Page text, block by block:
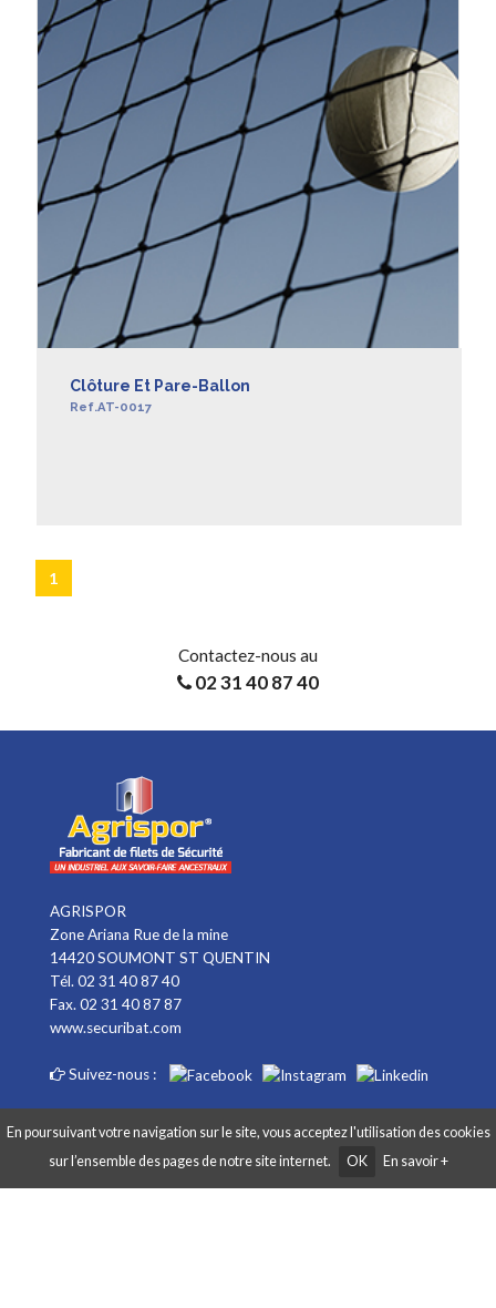
Clôture Et Pare-Ballon
Ref.AT-0017
1
Contactez-nous au
02 31 40 87 40
AGRISPOR
Zone Ariana Rue de la mine
14420 SOUMONT ST QUENTIN
Tél. 02 31 40 87 40
Fax. 02 31 40 87 87
www.securibat.com
Suivez-nous :
Copyright AGRISPOR 2018 © - Tous droits réservés - Site réalisé par Graphibox
En poursuivant votre navigation sur le site, vous acceptez l'utilisation des cookies
sur l’ensemble des pages de notre site internet.
OK En savoir +